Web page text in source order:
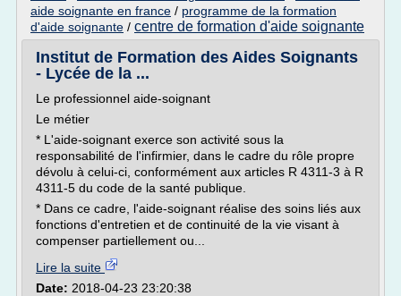
aide soignante en france / programme de la formation
d'aide soignante / centre de formation d'aide soignante
Institut de Formation des Aides Soignants
- Lycée de la ...
Le professionnel aide-soignant
Le métier
* L'aide-soignant exerce son activité sous la
responsabilité de l'infirmier, dans le cadre du rôle propre
dévolu à celui-ci, conformément aux articles R 4311-3 à R
4311-5 du code de la santé publique.
* Dans ce cadre, l'aide-soignant réalise des soins liés aux
fonctions d'entretien et de continuité de la vie visant à
compenser partiellement ou...
Lire la suite
Date: 2018-04-23 23:20:38